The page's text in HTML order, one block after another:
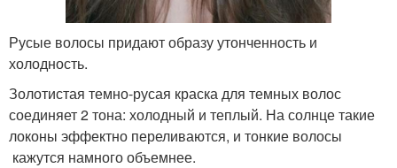
Русые волосы придают образу утонченность и
холодность.
Золотистая темно-русая краска для темных волос
соединяет 2 тона: холодный и теплый. На солнце такие
локоны эффектно переливаются, и тонкие волосы
кажутся намного объемнее.